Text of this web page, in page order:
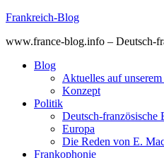
Skip
content
Frankreich-Blog
www.france-blog.info – Deutsch-
Blog
Aktuelles auf
Konzept
Politik
Deutsch-französische
Europa
Die Reden von E.
Frankophonie